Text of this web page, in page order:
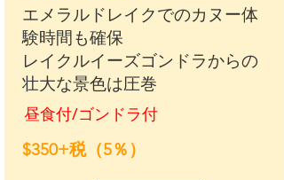
エメラルドレイクでのカヌー体
験時間も確保
レイクルイーズゴンドラからの
壮大な景色は圧巻
昼食付/ゴンドラ付
​$350+税（5％）